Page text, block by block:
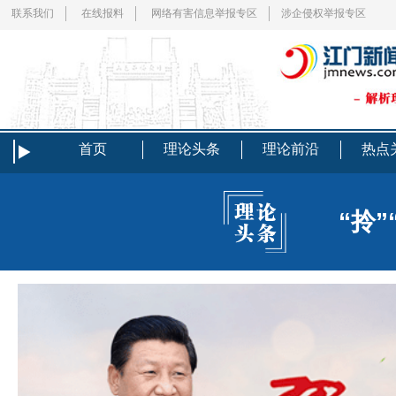
联系我们 在线报料 网络有害信息举报专区 涉企侵权举报专区
首页 理论头条 理论前沿 热点
“拎